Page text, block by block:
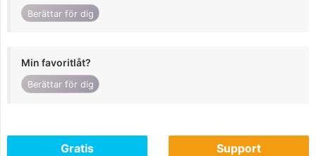
Berättar för dig
Min favoritlåt?
Berättar för dig
Gratis Support